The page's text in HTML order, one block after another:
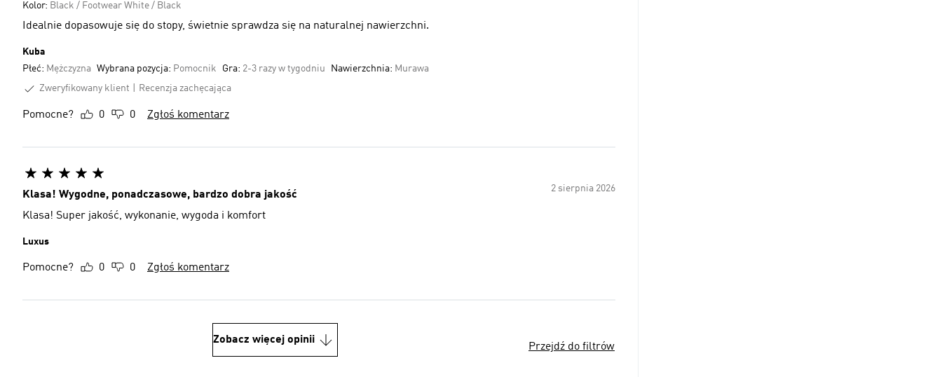
Kolor: Black / Footwear White / Black
Idealnie dopasowuje się do stopy, świetnie sprawdza się na naturalnej nawierzchni.
Kuba
Płeć: Mężczyzna Wybrana pozycja: Pomocnik Gra: 2-3 razy w tygodniu Nawierzchnia: Murawa
Zweryfikowany klient
Recenzja zachęcająca
Pomocne? 0 0 Zgłoś komentarz
2 sierpnia 2026
Klasa! Wygodne, ponadczasowe, bardzo dobra jakość
Klasa! Super jakość, wykonanie, wygoda i komfort
Luxus
Pomocne? 0 0 Zgłoś komentarz
Zobacz więcej opinii
Przejdź do filtrów